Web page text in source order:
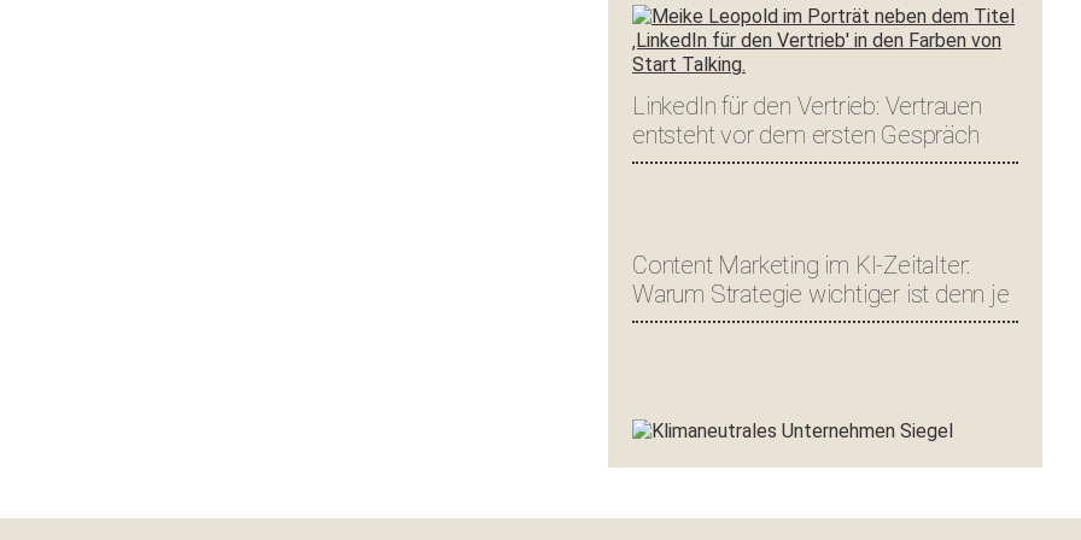
LinkedIn für den Vertrieb: Vertrauen
entsteht vor dem ersten Gespräch
Content Marketing im KI-Zeitalter:
Warum Strategie wichtiger ist denn je